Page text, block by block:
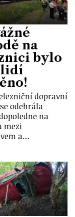
na
bylo
lidí
dopravní
odehrála
na
mezi
a…